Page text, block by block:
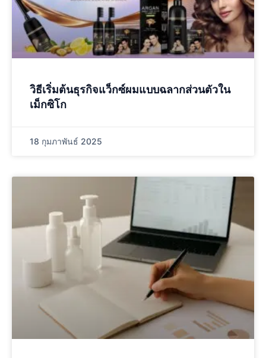
วิธีเริ่มต้นธุรกิจแว็กซ์ผมแบบฉลากส่วนตัวใน
เม็กซิโก
18 กุมภาพันธ์ 2025